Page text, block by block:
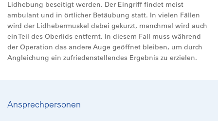
Lidhebung beseitigt werden. Der Eingriff findet meist
ambulant und in örtlicher Betäubung statt. In vielen Fällen
wird der Lidhebermuskel dabei gekürzt, manchmal wird auch
ein Teil des Oberlids entfernt. In diesem Fall muss während
der Operation das andere Auge geöffnet bleiben, um durch
Angleichung ein zufriedenstellendes Ergebnis zu erzielen.
Ansprechpersonen